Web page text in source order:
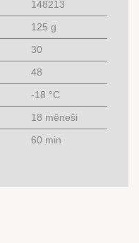
148213
125 g
30
48
-18 °C
18 mēneši
60 min